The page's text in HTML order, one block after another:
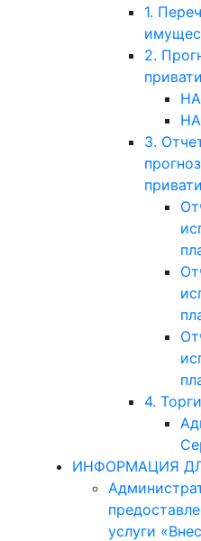
1.
2.
3.
4. Торги
ИНФОРМАЦИЯ
услуги